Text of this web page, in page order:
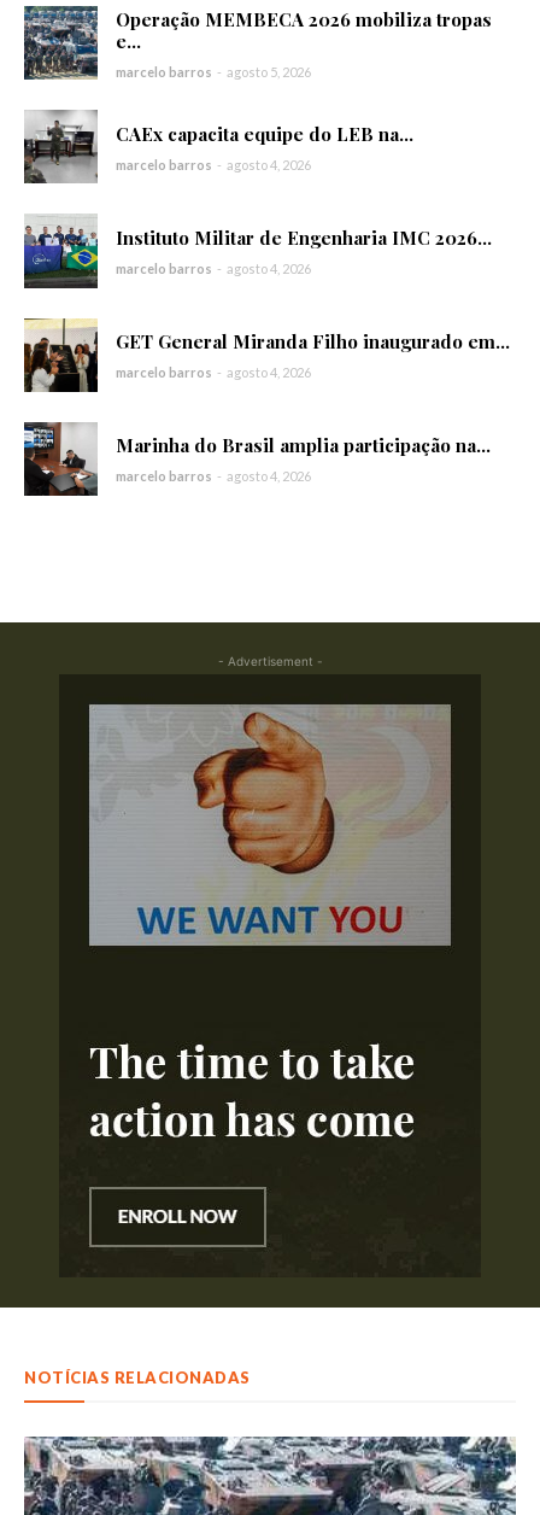
Operação MEMBECA 2026 mobiliza tropas
e...
marcelo barros - agosto 5, 2026
CAEx capacita equipe do LEB na...
marcelo barros - agosto 4, 2026
Instituto Militar de Engenharia IMC 2026...
marcelo barros - agosto 4, 2026
GET General Miranda Filho inaugurado em...
marcelo barros - agosto 4, 2026
Marinha do Brasil amplia participação na...
marcelo barros - agosto 4, 2026
- Advertisement -
NOTÍCIAS RELACIONADAS